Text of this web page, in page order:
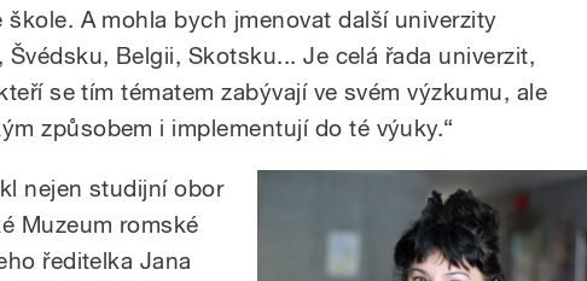
A mohla bych jmenovat další univerzity
Švédsku, Belgii, Skotsku... Je celá řada univerzit,
se tím tématem zabývají ve svém výzkumu, ale
způsobem i implementují do té výuky.“
nejen studijní obor
Muzeum romské
ředitelka Jana